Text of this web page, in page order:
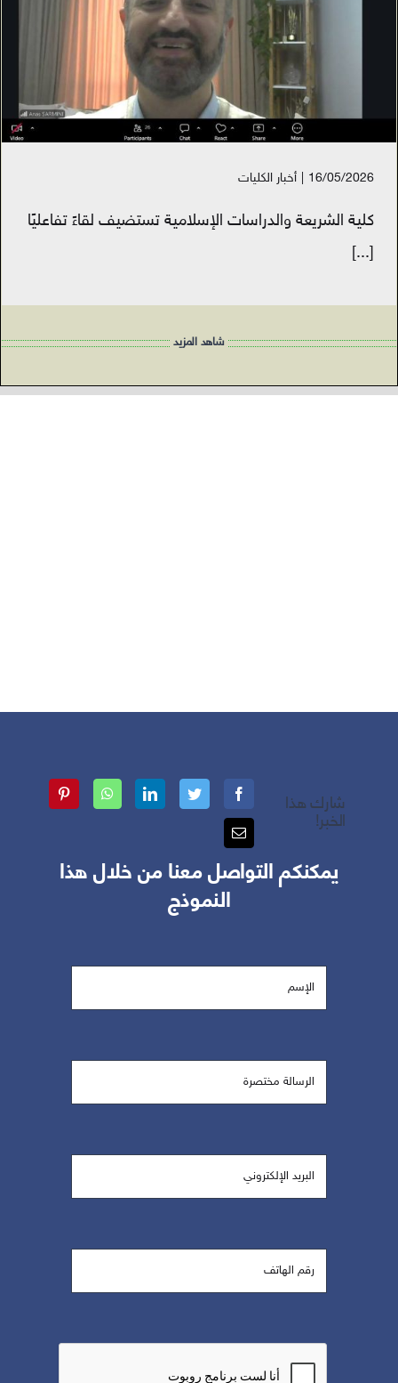
16/05/2026 أخبار الكليات
كلية الشريعة والدراسات الإسلامية تستضيف لقاءً تفاعليًا
[...]
شاهد المزيد
شارك هذا
الخبر!
يمكنكم التواصل معنا من خلال هذا
النموذج